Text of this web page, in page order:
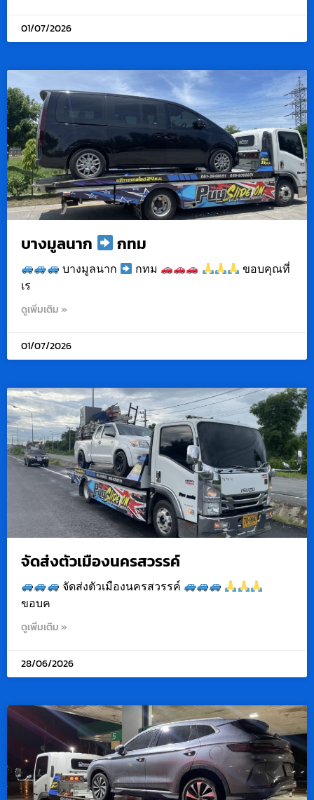
01/07/2026
บางมูลนาก กทม
บางมูลนาก กทม
ขอบคุณที่
เร
ดูเพิ่มเติม »
01/07/2026
จัดส่งตัวเมืองนครสวรรค์
จัดส่งตัวเมืองนครสวรรค์
ขอบค
ดูเพิ่มเติม »
28/06/2026